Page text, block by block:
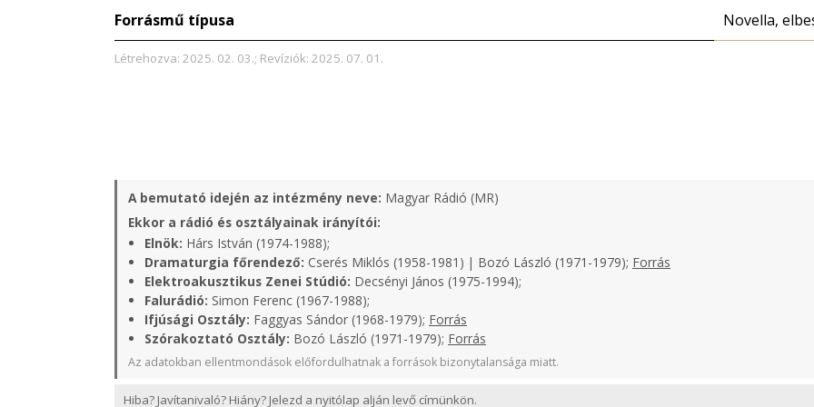
Forrásmű típusa Novella,
Létrehozva: 2025. 02. 03.; Revíziók: 2025. 07. 01.
A bemutató idején az intézmény neve: Magyar Rádió (MR)
Ekkor a rádió és osztályainak irányítói:
Elnök: Hárs István (1974-1988);
Dramaturgia főrendező: Cserés Miklós (1958-1981) | Bozó László (1971-1979); Forrás
Elektroakusztikus Zenei Stúdió: Decsényi János (1975-1994);
Falurádió: Simon Ferenc (1967-1988);
Ifjúsági Osztály: Faggyas Sándor (1968-1979); Forrás
Szórakoztató Osztály: Bozó László (1971-1979); Forrás
Az adatokban ellentmondások előfordulhatnak a források bizonytalansága miatt.
Hiba? Javítanivaló? Hiány? Jelezd a nyitólap alján levő címünkön.